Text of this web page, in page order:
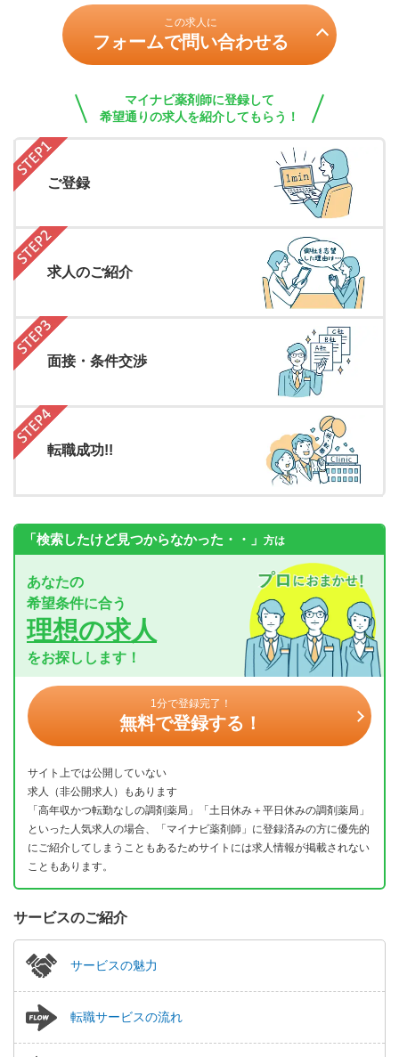
この求人に
フォームで問い合わせる
マイナビ薬剤師に登録して
希望通りの求人を紹介してもらう！
ご登録
求人のご紹介
面接・条件交渉
転職成功!!
「検索したけど見つからなかった・・」 方は
あなたの
希望条件に合う
理想の求人
をお探しします！
1分で登録完了！
無料で登録する！
サイト上では公開していない
求人（非公開求人）もあります
「高年収かつ転勤なしの調剤薬局」「土日休み＋平日休みの調剤薬局」
といった人気求人の場合、「マイナビ薬剤師」に登録済みの方に優先的
にご紹介してしまうこともあるためサイトには求人情報が掲載されない
こともあります。
サービスのご紹介
サービスの魅力
転職サービスの流れ